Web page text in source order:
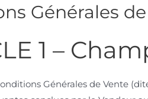
Générales
1 –
Générales de Vente